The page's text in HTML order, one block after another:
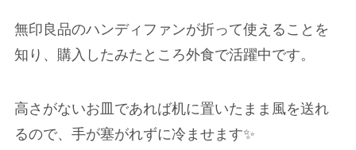
無印良品のハンディファンが折って使えることを
知り、購入したみたところ外食で活躍中です。
高さがないお皿であれば机に置いたまま風を送れ
るので、手が塞がれずに冷ませます✨